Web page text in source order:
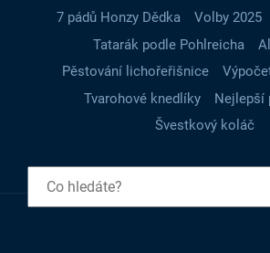
7 pádů Honzy Dědka
Volby 2025
Tatarák podle Pohlreicha
Pěstování lichořeřišnice
Tvarohové knedlíky
Nejlepší
Švestkový koláč